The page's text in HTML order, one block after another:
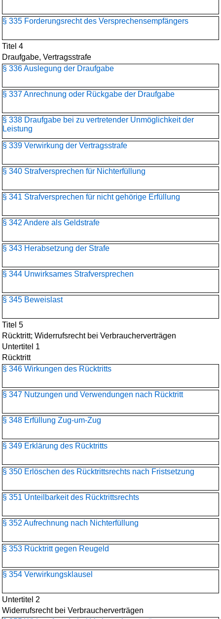
§ 335 Forderungsrecht des Versprechensempfängers
Titel 4
Draufgabe, Vertragsstrafe
§ 336 Auslegung der Draufgabe
§ 337 Anrechnung oder Rückgabe der Draufgabe
§ 338 Draufgabe bei zu vertretender Unmöglichkeit der
Leistung
§ 339 Verwirkung der Vertragsstrafe
§ 340 Strafversprechen für Nichterfüllung
§ 341 Strafversprechen für nicht gehörige Erfüllung
§ 342 Andere als Geldstrafe
§ 343 Herabsetzung der Strafe
§ 344 Unwirksames Strafversprechen
§ 345 Beweislast
Titel 5
Rücktritt; Widerrufsrecht bei Verbraucherverträgen
Untertitel 1
Rücktritt
§ 346 Wirkungen des Rücktritts
§ 347 Nutzungen und Verwendungen nach Rücktritt
§ 348 Erfüllung Zug-um-Zug
§ 349 Erklärung des Rücktritts
§ 350 Erlöschen des Rücktrittsrechts nach Fristsetzung
§ 351 Unteilbarkeit des Rücktrittsrechts
§ 352 Aufrechnung nach Nichterfüllung
§ 353 Rücktritt gegen Reugeld
§ 354 Verwirkungsklausel
Untertitel 2
Widerrufsrecht bei Verbraucherverträgen